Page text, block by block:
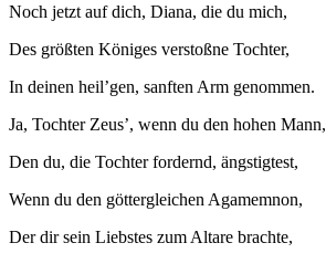
Noch jetzt auf dich, Diana, die du mich,
Des größten Königes verstoßne Tochter,
In deinen heil’gen, sanften Arm genommen.
Ja, Tochter Zeus’, wenn du den hohen Mann,
Den du, die Tochter fordernd, ängstigtest,
Wenn du den göttergleichen Agamemnon,
Der dir sein Liebstes zum Altare brachte,